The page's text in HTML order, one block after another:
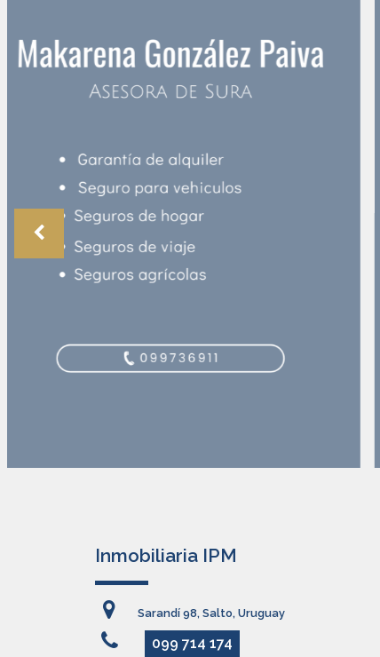
Inmobiliaria IPM
Sarandí 98, Salto, Uruguay
099 714 174